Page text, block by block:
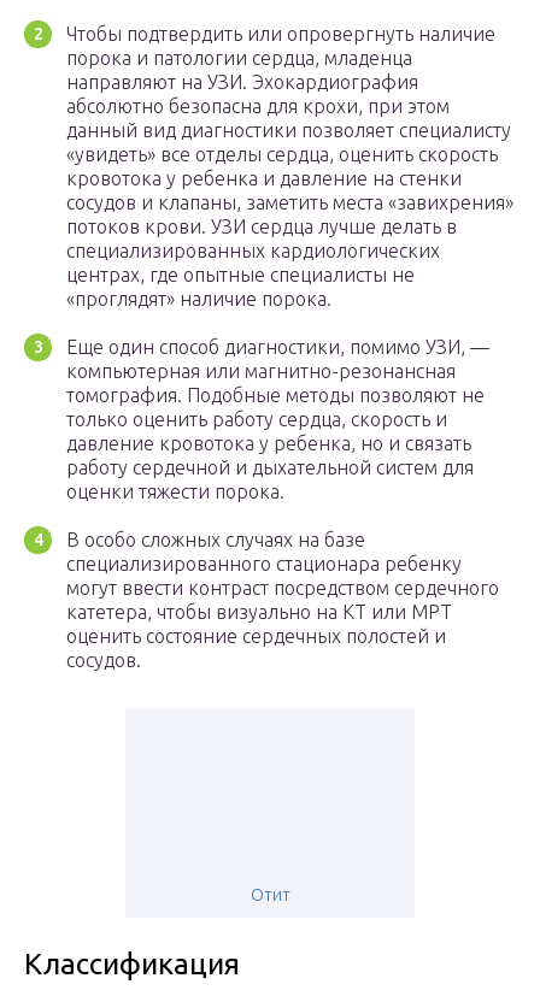
Чтобы подтвердить или опровергнуть наличие
порока и патологии сердца, младенца
направляют на УЗИ. Эхокардиография
абсолютно безопасна для крохи, при этом
данный вид диагностики позволяет специалисту
«увидеть» все отделы сердца, оценить скорость
кровотока у ребенка и давление на стенки
сосудов и клапаны, заметить места «завихрения»
потоков крови. УЗИ сердца лучше делать в
специализированных кардиологических
центрах, где опытные специалисты не
«проглядят» наличие порока.
Еще один способ диагностики, помимо УЗИ, —
компьютерная или магнитно-резонансная
томография. Подобные методы позволяют не
только оценить работу сердца, скорость и
давление кровотока у ребенка, но и связать
работу сердечной и дыхательной систем для
оценки тяжести порока.
В особо сложных случаях на базе
специализированного стационара ребенку
могут ввести контраст посредством сердечного
катетера, чтобы визуально на КТ или МРТ
оценить состояние сердечных полостей и
сосудов.
Отит
Классификация